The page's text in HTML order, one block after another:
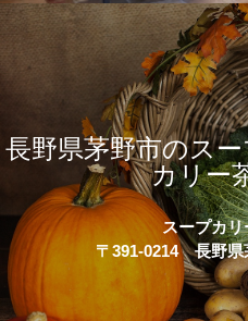
長野県茅野市のス
カリー
スープカ
〒391-0214 長野県